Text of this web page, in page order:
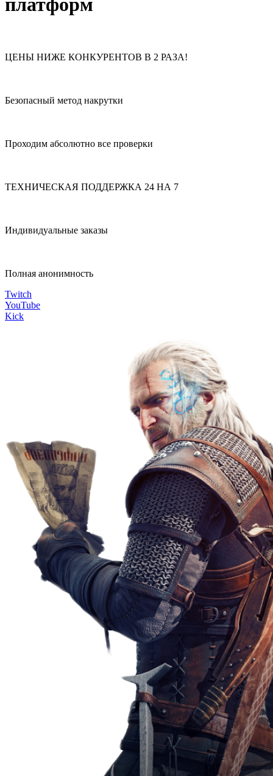
платформ
ЦЕНЫ НИЖЕ КОНКУРЕНТОВ В 2 РАЗА!
Безопасный метод накрутки
Проходим абсолютно все проверки
ТЕХНИЧЕСКАЯ ПОДДЕРЖКА 24 НА 7
Индивидуальные заказы
Полная анонимность
Twitch
YouTube
Kick